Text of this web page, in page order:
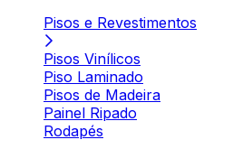
Pisos e Revestimentos
Pisos Vinílicos
Piso Laminado
Pisos de Madeira
Painel Ripado
Rodapés